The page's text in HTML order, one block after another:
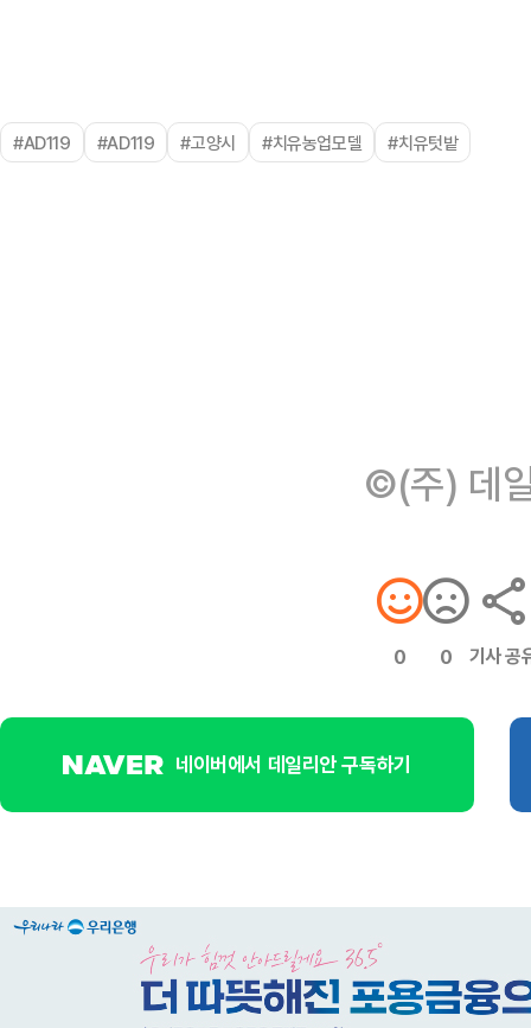
#AD119 #AD119 #고양시 #치유농업모델 #치유텃밭
©(주) 데
0 0 기사 공
네이버에서 데일리안 구독하기